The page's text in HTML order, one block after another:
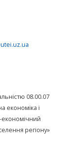
08.00.07
економіка і
економічний
регіону»